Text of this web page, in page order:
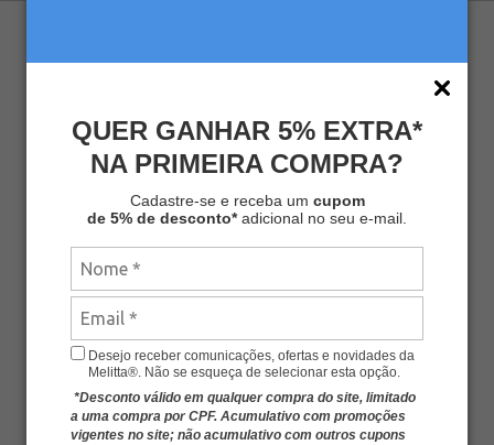
QUER GANHAR 5% EXTRA*
NA PRIMEIRA COMPRA?
Cadastre-se e receba um cupom
de 5% de desconto*adicional no seu e-mail.
Desejo receber comunicações, ofertas e novidades da
Melitta®. Não se esqueça de selecionar esta opção.
*Desconto válido em qualquer compra do site, limitado
a uma compra por CPF. Acumulativo com promoções
vigentes no site; não acumulativo com outros cupons
- + COMPRAR
R$ 22,90
- + COMPRAR